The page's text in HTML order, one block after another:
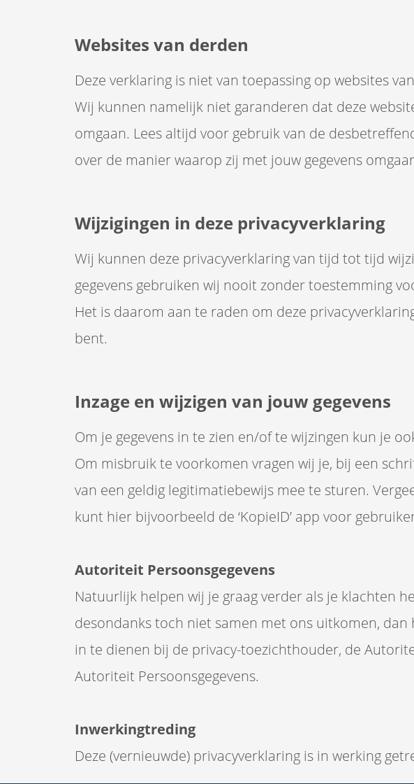
Websites van derden
Deze verklaring is niet van toepassing op websites
Wij kunnen namelijk niet garanderen dat deze
omgaan. Lees altijd voor gebruik van de
over de manier waarop zij met jouw gegevens
Wijzigingen in deze privacyverklaring
Wij kunnen deze privacyverklaring van tijd tot tijd
gegevens gebruiken wij nooit zonder toestemming
Het is daarom aan te raden om deze
bent.
Inzage en wijzigen van jouw gegevens
Om je gegevens in te zien en/of te wijzingen kun je
Om misbruik te voorkomen vragen wij je, bij een
van een geldig legitimatiebewijs mee te sturen.
kunt hier bijvoorbeeld de ‘KopieID’ app voor
Autoriteit Persoonsgegevens
Natuurlijk helpen wij je graag verder als je klachten
desondanks toch niet samen met ons uitkomen,
in te dienen bij de privacy-toezichthouder, de
Autoriteit Persoonsgegevens.
Inwerkingtreding
Deze (vernieuwde) privacyverklaring is in werking